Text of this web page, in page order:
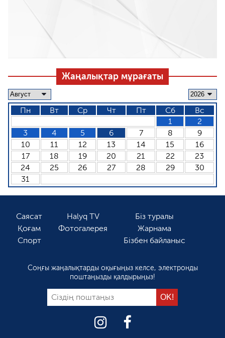
Жаңалықтар мұрағаты
Пн Вт Ср Чт Пт Сб
Вс
1
2
3
4 5 6 7 8
9
10
11 12 13 14 15
16
17
18 19 20 21 22
23
24
25 26 27 28 29
30
31
Саясат
Қоғам
Спорт
Halyq TV
Фотогалерея
Біз туралы
Жарнама
Бізбен байланыс
Соңғы жаңалықтарды оқығыңыз келсе, электронды
поштаңызды қалдырыңыз!